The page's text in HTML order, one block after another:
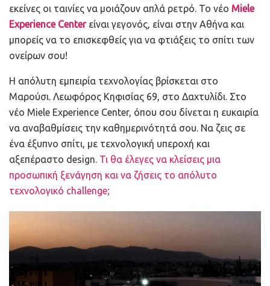
εκείνες οι ταινίες να μοιάζουν απλά ρετρό. Το νέο Miele
Experience Centerείναι γεγονός, είναι στην Αθήνα και
μπορείς να το επισκεφθείς για να φτιάξεις το σπίτι των
ονείρων σου!
Η απόλυτη εμπειρία τεχνολογίας βρίσκεται στο
Μαρούσι. Λεωφόρος Κηφισίας 69, στο Δαχτυλίδι. Στο
νέο Miele Experience Center, όπου σου δίνεται η ευκαιρία
να αναβαθμίσεις την καθημερινότητά σου. Να ζεις σε
ένα έξυπνο σπίτι, με τεχνολογική υπεροχή και
αξεπέραστο design. Τι θα έλεγες να κλείσεις μια
προσωπική ξενάγηση και να ζήσεις το απόλυτο
τεχνολογικό challenge;